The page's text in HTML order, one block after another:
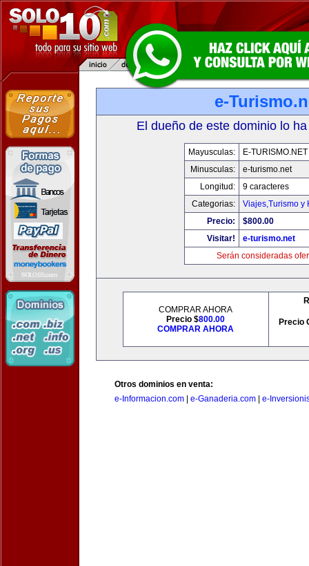
e-
El dueño de este dominio lo
Mayusculas:
E-TURISMO.NET
Minusculas:
e-turismo.net
Longitud:
9 caracteres
Categorias:
Viajes,Turismo y
Precio:
$800.00
Visitar!
e-turismo.net
Serán consideradas
COMPRAR AHORA
Precio $800.00
COMPRAR AHORA
Precio
Otros dominios en venta:
e-Informacion.com
e-Ganaderia.com e-